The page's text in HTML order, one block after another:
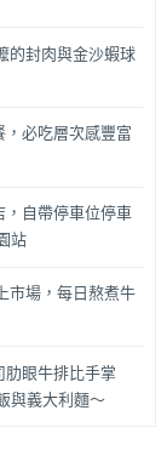
的封肉與金沙蝦球
必吃層次感豐富
自帶停車位停車
站
市場，每日熬煮牛
肋眼牛排比手掌
與義大利麵～